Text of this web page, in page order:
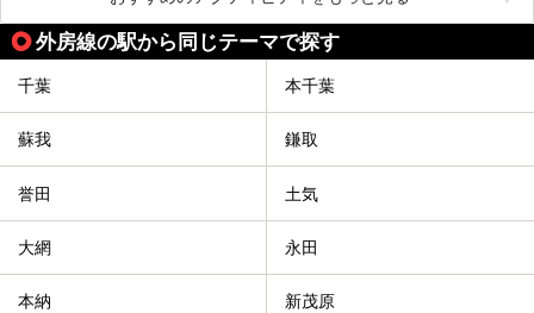
外房線の駅から同じテーマで探す
千葉 本千葉
蘇我 鎌取
誉田 土気
大網 永田
本納 新茂原